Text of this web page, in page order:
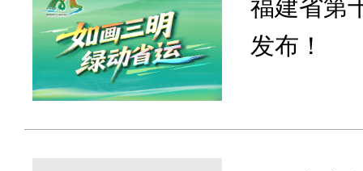
福建省第
发布！